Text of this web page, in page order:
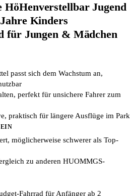
HöHenverstellbar Jugend
Kinders
für Jungen & Mädchen
passt sich dem Wachstum an,
perfekt für unsichere Fahrer zum
praktisch für längere Ausflüge im Park
möglicherweise schwerer als Top-
zu anderen HUOMMGS-
Fahrrad für Anfänger ab 2